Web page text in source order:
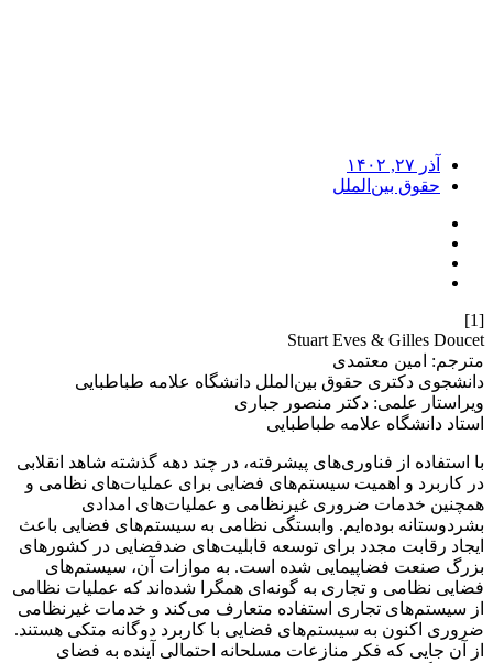
آذر ۲۷, ۱۴۰۲
حقوق بین‌الملل
[1]
Stuart Eves & Gilles Doucet
مترجم: امین معتمدی
دانشجوی دکتری حقوق بین‌الملل دانشگاه علامه طباطبایی
ویراستار علمی: دکتر منصور جباری
استاد دانشگاه علامه طباطبایی
با استفاده از فناوری‌های پیشرفته، در چند دهه گذشته شاهد انقلابی
در کاربرد و اهمیت سیستم‌های فضایی برای عملیات‌های نظامی و
همچنین خدمات ضروری غیرنظامی و عملیات‌های امدادی
بشردوستانه بوده‌ایم. وابستگی نظامی به سیستم‌های فضایی باعث
ایجاد رقابت مجدد برای توسعه قابلیت‌های ضدفضایی در کشورهای
بزرگ صنعت فضاپیمایی شده است. به موازات آن، سیستم‌های
فضایی نظامی و تجاری به گونه‌ای همگرا شده‌اند که عملیات نظامی
از سیستم‌های تجاری استفاده متعارف می‌کند و خدمات غیرنظامی
ضروری اکنون به سیستم‌های فضایی با کاربرد دوگانه متکی هستند.
از آن جایی که فکر منازعات مسلحانه احتمالی آینده به فضای